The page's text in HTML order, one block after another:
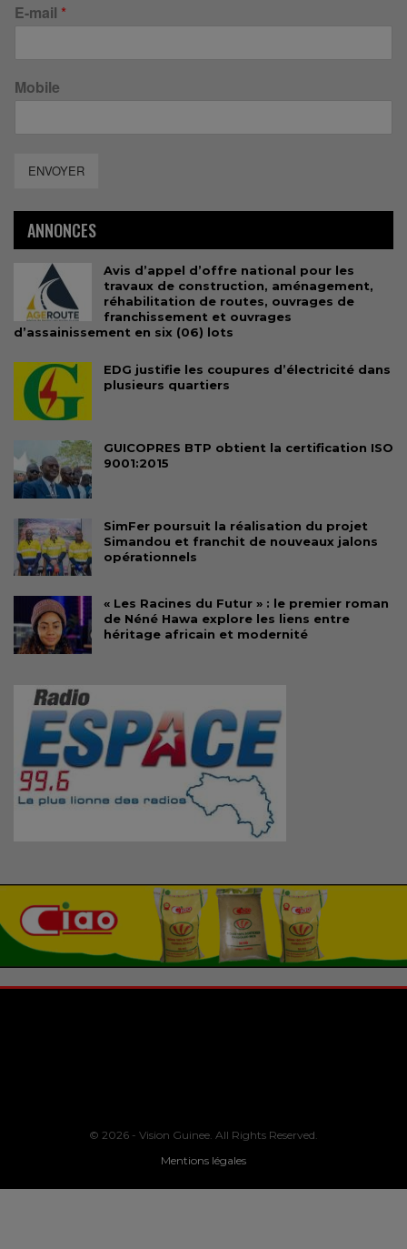
E-mail *
Mobile
ENVOYER
ANNONCES
Avis d’appel d’offre national pour les
travaux de construction, aménagement,
réhabilitation de routes, ouvrages de
franchissement et ouvrages
d’assainissement en six (06) lots
EDG justifie les coupures d’électricité dans
plusieurs quartiers
GUICOPRES BTP obtient la certification ISO
9001:2015
SimFer poursuit la réalisation du projet
Simandou et franchit de nouveaux jalons
opérationnels
« Les Racines du Futur » : le premier roman
de Néné Hawa explore les liens entre
héritage africain et modernité
© 2026 - Vision Guinee. All Rights Reserved.
Mentions légales